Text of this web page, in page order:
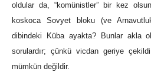
oldular da, “komünistler” bir kez
koskoca Sovyet bloku (ve
dibindeki Küba ayakta? Bunlar akla
sorulardır; çünkü vicdan geriye
mümkün değildir.